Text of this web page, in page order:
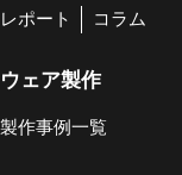
レポート コラム
ウェア製作
製作事例一覧